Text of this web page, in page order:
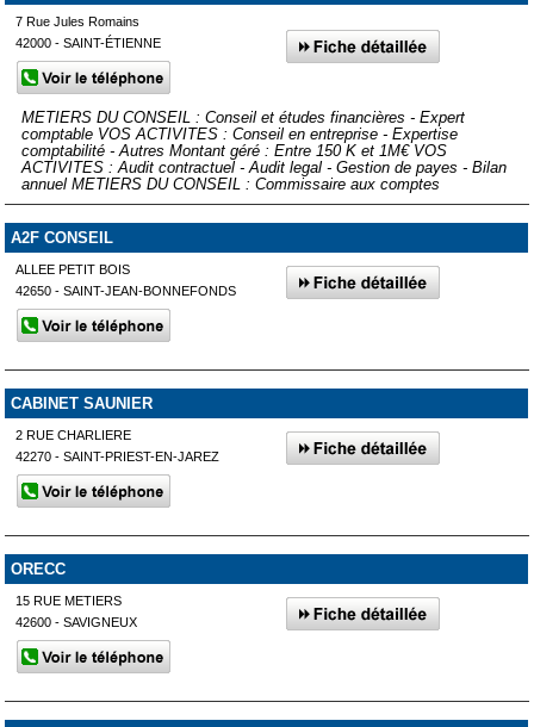
COMPTES
7 Rue Jules Romains
42000 - SAINT-ÉTIENNE
METIERS DU CONSEIL : Conseil et études financières - Expert
comptable VOS ACTIVITES : Conseil en entreprise - Expertise
comptabilité - Autres Montant géré : Entre 150 K et 1M€ VOS
ACTIVITES : Audit contractuel - Audit legal - Gestion de payes - Bilan
annuel METIERS DU CONSEIL : Commissaire aux comptes
A2F CONSEIL
ALLEE PETIT BOIS
42650 - SAINT-JEAN-BONNEFONDS
CABINET SAUNIER
2 RUE CHARLIERE
42270 - SAINT-PRIEST-EN-JAREZ
ORECC
15 RUE METIERS
42600 - SAVIGNEUX